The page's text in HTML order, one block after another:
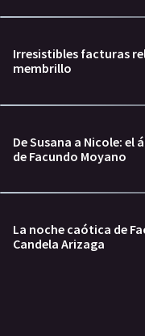
Irresistibles facturas
membrillo
De Susana a Nicole:
de Facundo Moyano
La noche caótica de
Candela Arizaga